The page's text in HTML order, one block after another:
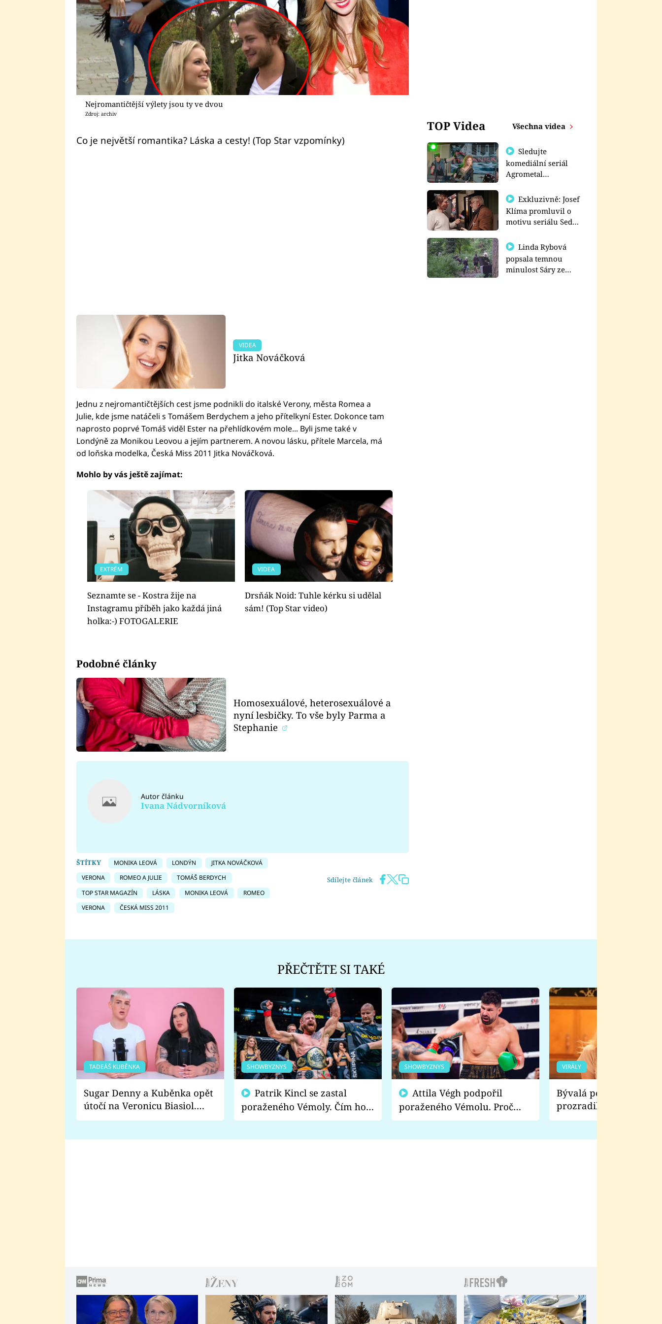
Nejromantičtější výlety jsou ty ve dvou
Zdroj: archiv
Co je největší romantika? Láska a cesty! (Top Star vzpomínky)
VIDEA
Jitka Nováčková
Jednu z nejromantičtějších cest jsme podnikli do italské Verony, města Romea a
Julie, kde jsme natáčeli s Tomášem Berdychem a jeho přítelkyní Ester. Dokonce tam
naprosto poprvé Tomáš viděl Ester na přehlídkovém mole... Byli jsme také v
Londýně za Monikou Leovou a jejím partnerem. A novou lásku, přítele Marcela, má
od loňska modelka, Česká Miss 2011 Jitka Nováčková.
Mohlo by vás ještě zajímat:
EXTRÉM
Seznamte se - Kostra žije na
Instagramu příběh jako každá jiná
holka:-) FOTOGALERIE
VIDEA
Drsňák Noid: Tuhle kérku si udělal
sám! (Top Star video)
Podobné články
Homosexuálové, heterosexuálové a
nyní lesbičky. To vše byly Parma a
Stephanie
Autor článku
Ivana Nádvorníková
Sdílejte článek
ŠTÍTKY MONIKA LEOVÁ LONDÝN
JITKA NOVÁČKOVÁ
VERONA
ROMEO A JULIE
TOMÁŠ BERDYCH
TOP STAR MAGAZÍN
LÁSKA MONIKA LEOVÁ
ROMEO
VERONA
ČESKÁ MISS 2011
TOP Videa Všechna videa
Sledujte
komediální seriál
Agrometal
prima+
Exkluzivně: Josef
Klíma promluvil o
motivu seriálu Sedm
Linda Rybová
popsala temnou
minulost Sáry ze
PŘEČTĚTE SI TAKÉ
TADEÁŠ KUBĚNKA
Sugar Denny a Kuběnka opět
útočí na Veronicu Biasiol.
Proč je podle nich falešná a
SHOWBYZNYS
poraženého Vémoly. Čím ho
fanoušci naštvali?
SHOWBYZNYS
poraženého Vémolu. Proč
chce raději zápasit s ním než
VIRÁLY
Bývalá pornoherečka
prozradila, co ji
natáčení Euforie.